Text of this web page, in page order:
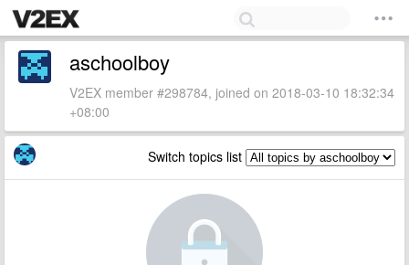
aschoolboy
V2EX member #298784, joined on 2018-03-10 18:32:34
+08:00
Switch topics list